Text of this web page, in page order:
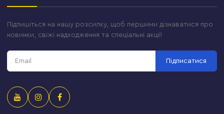
Підпишіться на нашу розсилку, щоб першими дізнаватися про
новинки, свіжі надходження та спеціальні акції!
Підписатися